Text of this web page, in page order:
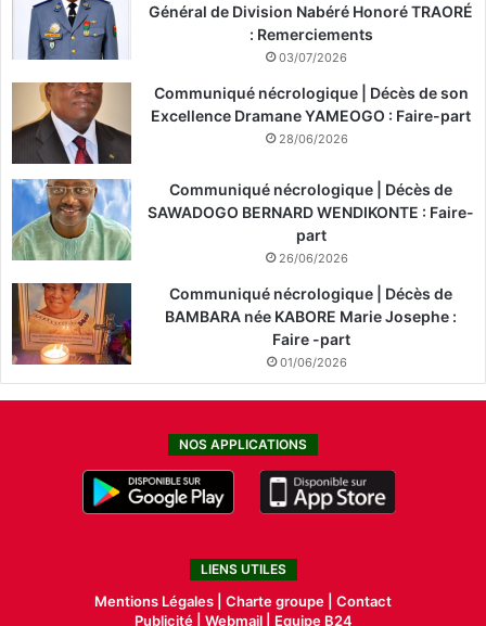
Général de Division Nabéré Honoré TRAORÉ
: Remerciements
03/07/2026
Communiqué nécrologique | Décès de son
Excellence Dramane YAMEOGO : Faire-part
28/06/2026
Communiqué nécrologique | Décès de
SAWADOGO BERNARD WENDIKONTE : Faire-
part
26/06/2026
Communiqué nécrologique | Décès de
BAMBARA née KABORE Marie Josephe :
Faire -part
01/06/2026
NOS APPLICATIONS
LIENS UTILES
Mentions Légales | Charte groupe | Contact
Publicité| Webmail |
Equipe B24